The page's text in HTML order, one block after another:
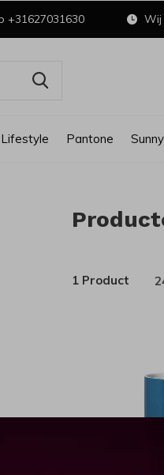
Lifestyle Pantone
+31627031630 Wij
1 Product